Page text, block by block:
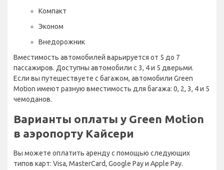
Компакт
Эконом
Внедорожник
Вместимость автомобилей варьируется от 5 до 7
пассажиров. Доступны автомобили с 3, 4 и 5 дверьми.
Если вы путешествуете с багажом, автомобили Green
Motion имеют разную вместимость для багажа: 0, 2, 3, 4 и 5
чемоданов.
Варианты оплаты у Green Motion
в аэропорту Кайсери
Вы можете оплатить аренду с помощью следующих
типов карт: Visa, MasterCard, Google Pay и Apple Pay.